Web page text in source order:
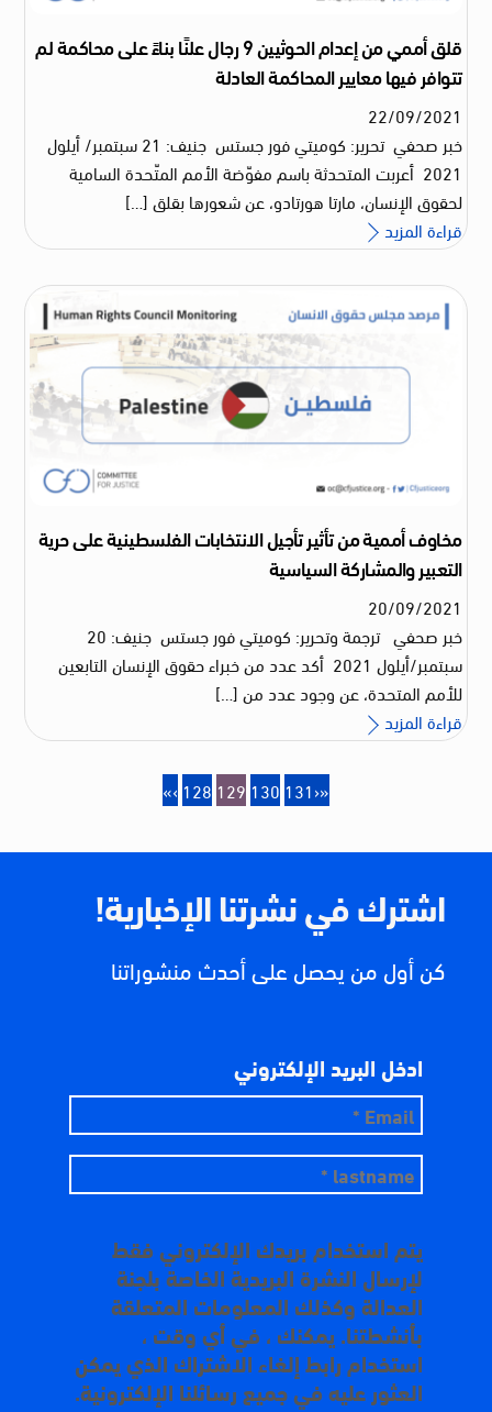
قلق أممي من إعدام الحوثيين 9 رجال علنًا بناءً على محاكمة لم
تتوافر فيها معايير المحاكمة العادلة
22/09/2021
خبر صحفي تحرير: كوميتي فور جستس جنيف: 21 سبتمبر/ أيلول
2021 أعربت المتحدثة باسم مفوّضة الأمم المتّحدة السامية
لحقوق الإنسان، مارتا هورتادو، عن شعورها بقلق […]
قراءة المزيد
مخاوف أممية من تأثير تأجيل الانتخابات الفلسطينية على حرية
التعبير والمشاركة السياسية
20/09/2021
خبر صحفي ترجمة وتحرير: كوميتي فور جستس جنيف: 20
سبتمبر/أيلول 2021 أكد عدد من خبراء حقوق الإنسان التابعين
للأمم المتحدة، عن وجود عدد من […]
قراءة المزيد
«‹ 128 129 130 131›»
اشترك في نشرتنا الإخبارية!
كن أول من يحصل على أحدث منشوراتنا
ادخل البريد الإلكتروني
يتم استخدام بريدك الإلكتروني فقط
لإرسال النشرة البريدية الخاصة بلجنة
العدالة وكذلك المعلومات المتعلقة
بأنشطتنا. يمكنك ، في أي وقت ،
استخدام رابط إلغاء الاشتراك الذي يمكن
العثور عليه في جميع رسائلنا الإلكترونية.